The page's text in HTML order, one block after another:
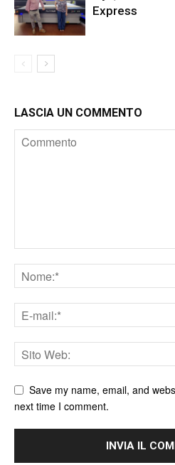
Express
LASCIA UN COMMENTO
Save my name, email, and
next time I comment.